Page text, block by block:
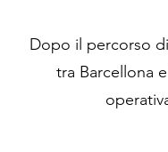
Dopo il percorso
tra Barcellona